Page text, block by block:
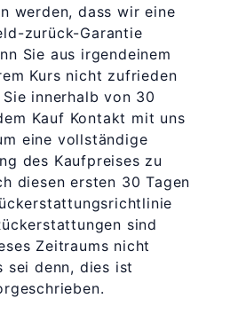
werden, dass wir eine
zurück-Garantie
Sie aus irgendeinem
Kurs nicht zufrieden
innerhalb von 30
Kauf Kontakt mit uns
eine vollständige
des Kaufpreises zu
diesen ersten 30 Tagen
sind
Zeitraums nicht
sei denn, dies ist